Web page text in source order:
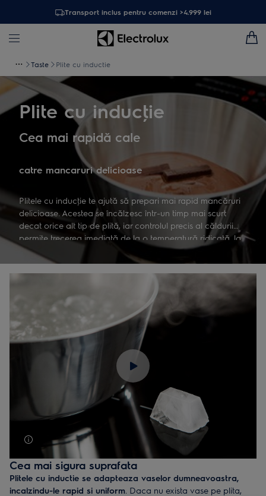
Transport inclus pentru comenzi >4.999 lei
Taste Plite cu inductie
Plite cu inducţie
Cea mai rapidă cale
catre mancaruri delicioase
Plitele cu inducţie te ajută să prepari mai rapid mancăruri
delicioase. Acestea se încălzesc într-un timp mai scurt
decat orice alt tip de plită, iar controlul precis al căldurii
permite trecerea imediată de la o temperatură ridicată, la
una extrem de scazută. Acestea sunt motivele pentru care
recomandăm plitele cu inducţie, astfel ca te vei bucura de
o modalitate mai rapidă și mai sigură de a găti, dar și de
Cea mai sigura suprafata
Plitele cu inductie se adapteaza vaselor dumneavoastra,
incalzindu-le rapid si uniform . Daca nu exista vase pe plita,